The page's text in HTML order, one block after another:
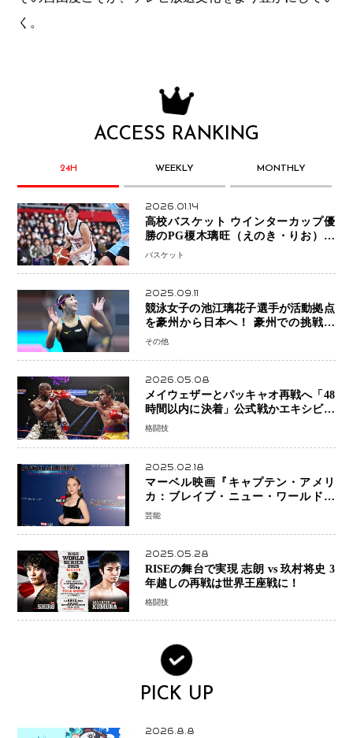
く。
ACCESS RANKING
24H WEEKLY MONTHLY
2026.01.14
高校バスケット ウインターカップ優
勝のPG榎木璃旺（えのき・りお）が
プロの現場へ―。
バスケット
2025.09.11
競泳女子の池江璃花子選手が活動拠点
を豪州から日本へ！ 豪州での挑戦を
糧に、28年ロサンゼルス五輪へ再始動
その他
2026.05.08
メイウェザーとパッキャオ再戦へ「48
時間以内に決着」公式戦かエキシビシ
ョンか混迷続く
格闘技
2025.02.18
マーベル映画『キャプテン・アメリ
カ：ブレイブ・ニュー・ワールド』
新ブラック・ウィドウ役のシラ・ハー
芸能
2025.05.28
RISEの舞台で実現 志朗 vs 玖村将史 3
年越しの再戦は世界王座戦に！
格闘技
PICK UP
2026.8.8